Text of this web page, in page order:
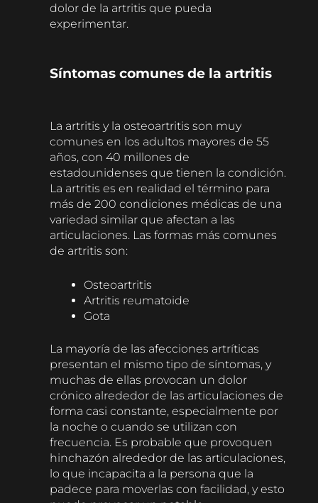
dolor de la artritis que pueda
experimentar.
Síntomas comunes de la artritis
La artritis y la osteoartritis son muy
comunes en los adultos mayores de 55
años, con 40 millones de
estadounidenses que tienen la condición.
La artritis es en realidad el término para
más de 200 condiciones médicas de una
variedad similar que afectan a las
articulaciones. Las formas más comunes
de artritis son:
Osteoartritis
Artritis reumatoide
Gota
La mayoría de las afecciones artríticas
presentan el mismo tipo de síntomas, y
muchas de ellas provocan un dolor
crónico alrededor de las articulaciones de
forma casi constante, especialmente por
la noche o cuando se utilizan con
frecuencia. Es probable que provoquen
hinchazón alrededor de las articulaciones,
lo que incapacita a la persona que la
padece para moverlas con facilidad, y esto